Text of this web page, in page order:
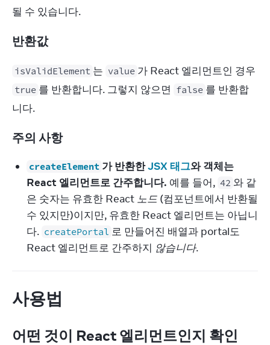
될 수 있습니다.
반환값
isValidElement 는 value
true 를 반환합니다. 그렇지 않으면 false 를 반환합
니다.
주의 사항
createElement 가 반환한JSX 태그와 객체는
React 엘리먼트로 간주합니다. 예를 들어, 42 와 같
은 숫자는 유효한 React 노드 (컴포넌트에서 반환될
수 있지만)이지만, 유효한 React 엘리먼트는 아닙니
다. createPortal 로 만들어진 배열과 portal도
React 엘리먼트로 간주하지 않습니다.
사용법
어떤 것이 React 엘리먼트인지 확인